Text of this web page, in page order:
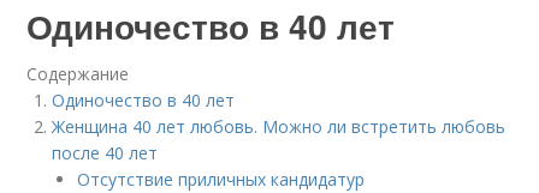
Одиночество в 40 лет
Содержание
Одиночество в 40 лет
Женщина 40 лет любовь. Можно ли встретить любовь
после 40 лет
Отсутствие приличных кандидатур